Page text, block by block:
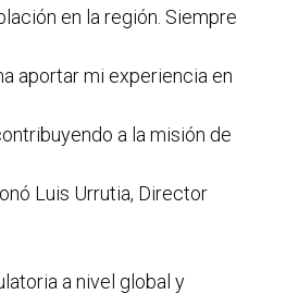
en la región. Siempre
aportar mi experiencia en
a la misión de
Luis Urrutia, Director
a nivel global y